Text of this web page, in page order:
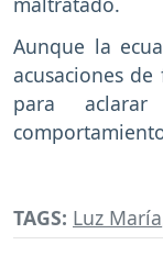
Aunque la
acusaciones
para
TAGS: Luz María